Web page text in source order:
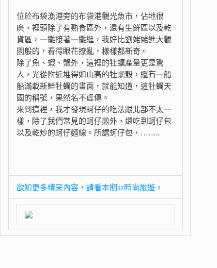
位於布袋漁港旁的布袋港觀光魚市，佔地很
廣，裡頭除了有熟食區外，還有生鮮區以及乾
貨區，一攤接著一攤逛，我好比劉姥姥進大觀
園般的，看得眼花撩亂，樣樣都新奇。
除了魚、蝦、蟹外，這裡的牡蠣產量更是驚
人，光從附近堆得如山高的牡蠣殼，還有一船
船滿載新鮮牡蠣的畫面，就能知道，這牡蠣天
國的稱號，果然名不虛傳。
來到這裡，我才發現蚵仔的吃法跟北部不太一
樣，除了我們常見的蚵仔煎外，還吃到蚵仔包
以及乾炒的蚵仔麵線。所謂蚵仔包，……..
欲知更多精采內容，請看本期az時尚旅遊。